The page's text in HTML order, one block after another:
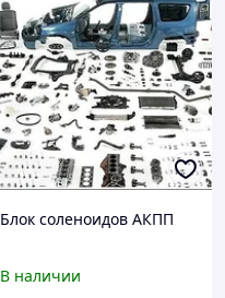
Блок соленоидов АКПП
В наличии